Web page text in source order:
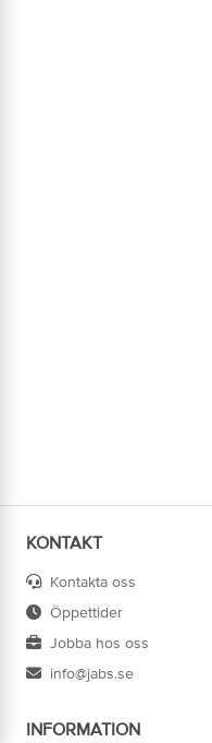
KONTAKT
Kontakta oss
Öppettider
Jobba hos oss
info@jabs.se
INFORMATION